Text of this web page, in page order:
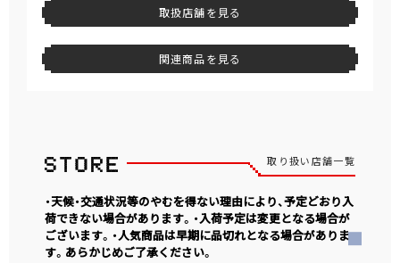
取扱店舗を見る
関連商品を見る
取り扱い店舗一覧
・天候・交通状況等のやむを得ない理由により、予定どおり入
荷できない場合があります。・入荷予定は変更となる場合が
ございます。・人気商品は早期に品切れとなる場合がありま
す。あらかじめご了承ください。